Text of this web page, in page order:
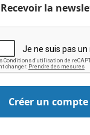
Recevoir la